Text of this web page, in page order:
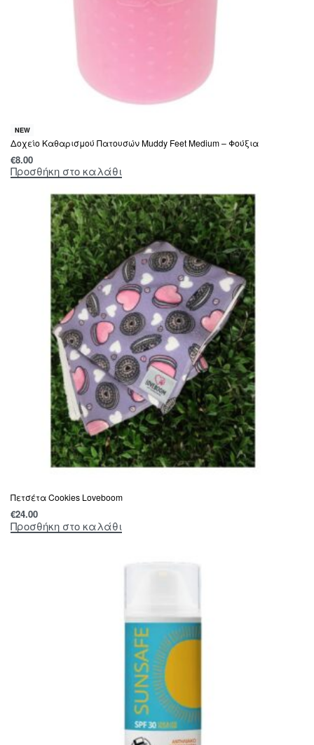
NEW
Δοχείο Καθαρισμού Πατουσών Muddy Feet Medium – Φούξια
€8.00
Προσθήκη στο καλάθι
Πετσέτα Cookies Loveboom
€24.00
Προσθήκη στο καλάθι